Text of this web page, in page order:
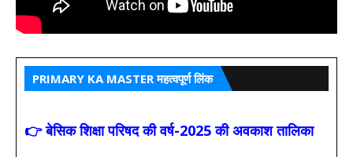
PRIMARY KA MASTER महत्वपूर्ण लिंक
👉 बेसिक शिक्षा परिषद की वर्ष-2025 की अवकाश तालिका